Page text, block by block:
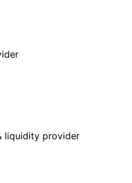
liquidity provider